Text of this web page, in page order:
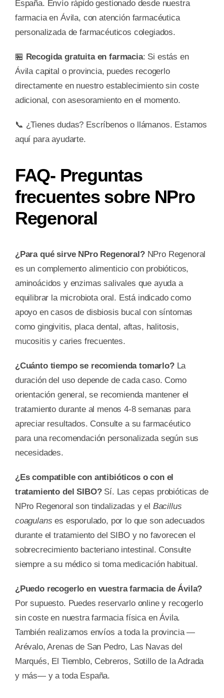
España. Envío rápido gestionado desde nuestra
farmacia en Ávila, con atención farmacéutica
personalizada de farmacéuticos colegiados.
🏪 Recogida gratuita en farmacia: Si estás en
Ávila capital o provincia, puedes recogerlo
directamente en nuestro establecimiento sin coste
adicional, con asesoramiento en el momento.
📞 ¿Tienes dudas? Escríbenos o llámanos. Estamos
aquí para ayudarte.
FAQ- Preguntas
frecuentes sobre NPro
Regenoral
¿Para qué sirve NPro Regenoral?NPro Regenoral
es un complemento alimenticio con probióticos,
aminoácidos y enzimas salivales que ayuda a
equilibrar la microbiota oral. Está indicado como
apoyo en casos de disbiosis bucal con síntomas
como gingivitis, placa dental, aftas, halitosis,
mucositis y caries frecuentes.
¿Cuánto tiempo se recomienda tomarlo?La
duración del uso depende de cada caso. Como
orientación general, se recomienda mantener el
tratamiento durante al menos 4-8 semanas para
apreciar resultados. Consulte a su farmacéutico
para una recomendación personalizada según sus
necesidades.
¿Es compatible con antibióticos o con el
tratamiento del SIBO?Sí. Las cepas probióticas de
NPro Regenoral son tindalizadas y el Bacillus
coagulans es esporulado, por lo que son adecuados
durante el tratamiento del SIBO y no favorecen el
sobrecrecimiento bacteriano intestinal. Consulte
siempre a su médico si toma medicación habitual.
¿Puedo recogerlo en vuestra farmacia de Ávila?
Por supuesto. Puedes reservarlo online y recogerlo
sin coste en nuestra farmacia física en Ávila.
También realizamos envíos a toda la provincia —
Arévalo, Arenas de San Pedro, Las Navas del
Marqués, El Tiemblo, Cebreros, Sotillo de la Adrada
y más— y a toda España.